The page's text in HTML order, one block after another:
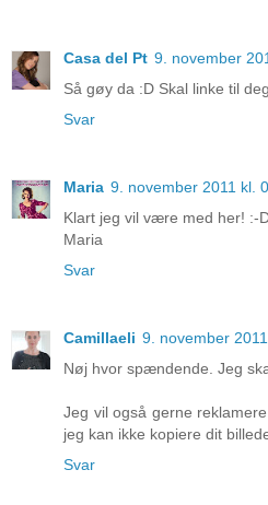
Casa del Pt 9. november
Så gøy da :D Skal linke til
Svar
Maria 9. november 2011 kl.
Klart jeg vil være med her! :-
Maria
Svar
Camillaeli 9. november
Nøj hvor spændende. Jeg
Jeg vil også gerne
jeg kan ikke kopiere dit
Svar